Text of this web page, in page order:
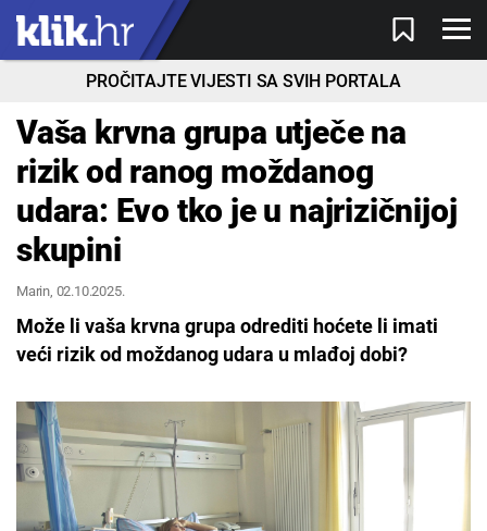
PROČITAJTE VIJESTI SA SVIH PORTALA
Vaša krvna grupa utječe na
rizik od ranog moždanog
udara: Evo tko je u najrizičnijoj
skupini
Marin, 02.10.2025.
Može li vaša krvna grupa odrediti hoćete li imati
veći rizik od moždanog udara u mlađoj dobi?